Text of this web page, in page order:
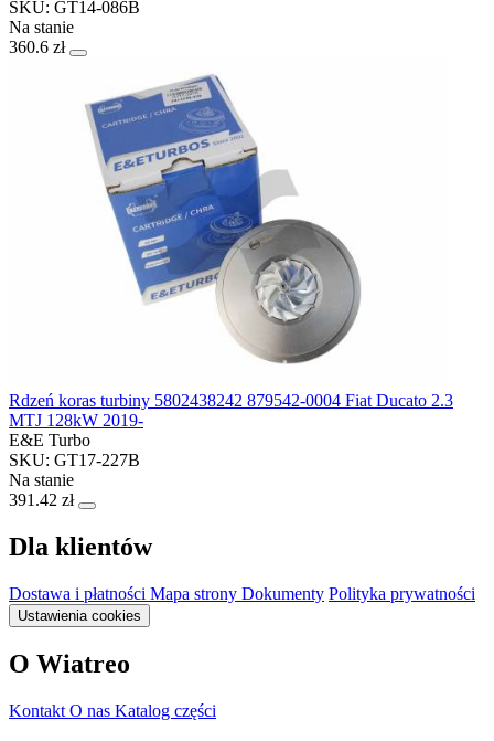
SKU: GT14-086B
Na stanie
360.6 zł
Rdzeń koras turbiny 5802438242 879542-0004 Fiat Ducato 2.3
MTJ 128kW 2019-
E&E Turbo
SKU: GT17-227B
Na stanie
391.42 zł
Dla klientów
Dostawa i płatności Mapa strony Dokumenty Polityka prywatności
Ustawienia cookies
O Wiatreo
Kontakt O nas Katalog części